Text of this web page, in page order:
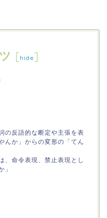
[hide]
の反語的な断定や主張を表
んか」からの変形の「てん
、命令表現、禁止表現とし
」